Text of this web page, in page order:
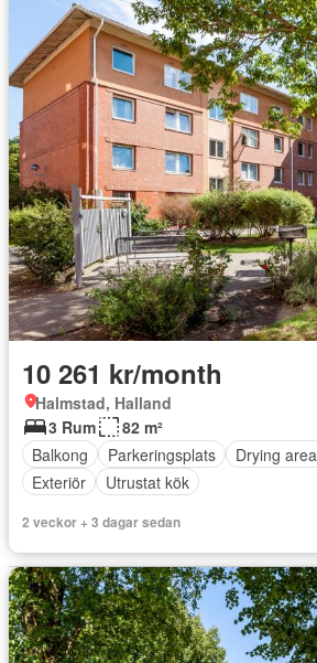
10 261 kr/month
Halmstad, Halland
3 Rum
82 m²
Balkong
Parkeringsplats Drying area
Exteriör
Utrustat kök
2 veckor + 3 dagar sedan